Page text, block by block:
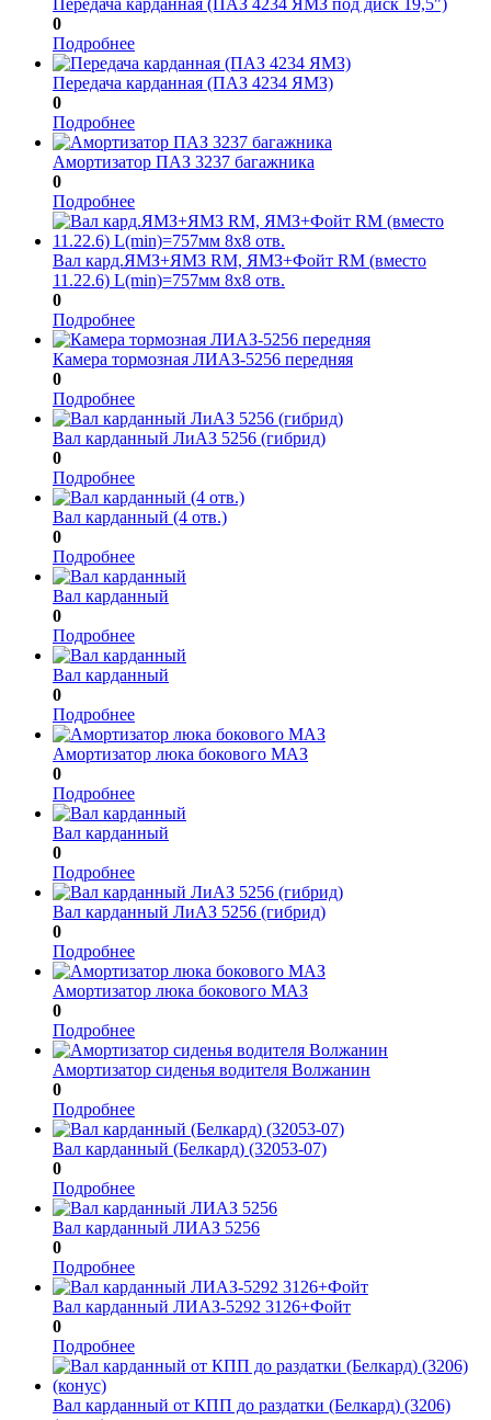
0
Подробнее
Передача карданная (ПАЗ 4234 ЯМЗ)
0
Подробнее
Амортизатор ПАЗ 3237 багажника
0
Подробнее
Вал кард.ЯМЗ+ЯМЗ RМ, ЯМЗ+Фойт RМ (вместо
11.22.6) L(min)=757мм 8х8 отв.
0
Подробнее
Камера тормозная ЛИАЗ-5256 передняя
0
Подробнее
Вал карданный ЛиАЗ 5256 (гибрид)
0
Подробнее
Вал карданный (4 отв.)
0
Подробнее
Вал карданный
0
Подробнее
Вал карданный
0
Подробнее
Амортизатор люка бокового МАЗ
0
Подробнее
Вал карданный
0
Подробнее
Вал карданный ЛиАЗ 5256 (гибрид)
0
Подробнее
Амортизатор люка бокового МАЗ
0
Подробнее
Амортизатор сиденья водителя Волжанин
0
Подробнее
Вал карданный (Белкард) (32053-07)
0
Подробнее
Вал карданный ЛИАЗ 5256
0
Подробнее
Вал карданный ЛИАЗ-5292 3126+Фойт
0
Подробнее
Вал карданный от КПП до раздатки (Белкард) (3206)